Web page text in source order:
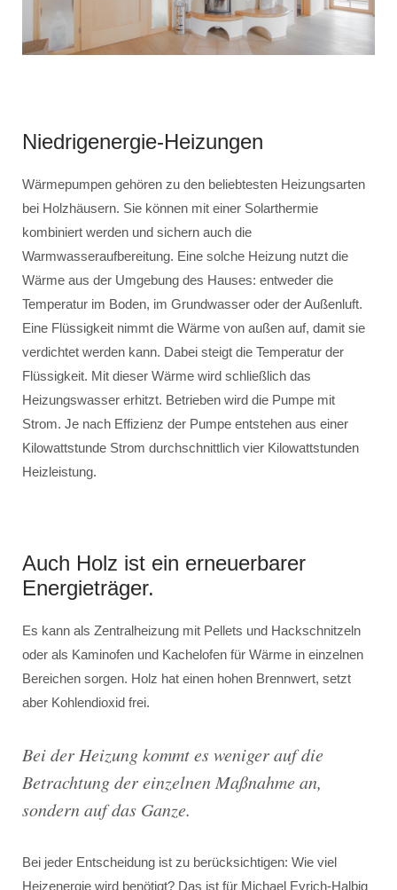
Niedrigenergie-Heizungen
Wärmepumpen gehören zu den beliebtesten Heizungsarten
bei Holzhäusern. Sie können mit einer Solarthermie
kombiniert werden und sichern auch die
Warmwasseraufbereitung. Eine solche Heizung nutzt die
Wärme aus der Umgebung des Hauses: entweder die
Temperatur im Boden, im Grundwasser oder der Außenluft.
Eine Flüssigkeit nimmt die Wärme von außen auf, damit sie
verdichtet werden kann. Dabei steigt die Temperatur der
Flüssigkeit. Mit dieser Wärme wird schließlich das
Heizungswasser erhitzt. Betrieben wird die Pumpe mit
Strom. Je nach Effizienz der Pumpe entstehen aus einer
Kilowattstunde Strom durchschnittlich vier Kilowattstunden
Heizleistung.
Auch Holz ist ein erneuerbarer
Energieträger.
Es kann als Zentralheizung mit Pellets und Hackschnitzeln
oder als Kaminofen und Kachelofen für Wärme in einzelnen
Bereichen sorgen. Holz hat einen hohen Brennwert, setzt
aber Kohlendioxid frei.
Bei der Heizung kommt es weniger auf die
Betrachtung der einzelnen Maßnahme an,
sondern auf das Ganze.
Bei jeder Entscheidung ist zu berücksichtigen: Wie viel
Heizenergie wird benötigt? Das ist für Michael Eyrich-Halbig